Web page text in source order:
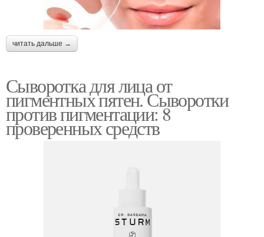
читать дальше →
Сыворотка для лица от
пигментных пятен. Сыворотки
против пигментации: 8
проверенных средств